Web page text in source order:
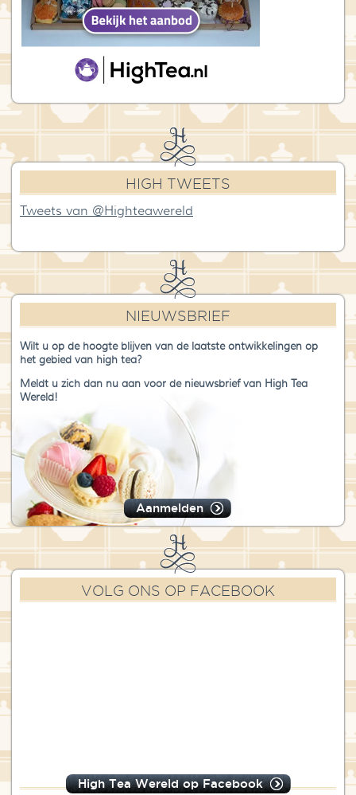
HIGH TWEETS
Tweets van @Highteawereld
NIEUWSBRIEF
Wilt u op de hoogte blijven van de laatste ontwikkelingen op
het gebied van high tea?
Meldt u zich dan nu aan voor de nieuwsbrief van High Tea
Wereld!
Aanmelden
VOLG ONS OP FACEBOOK
High Tea Wereld op Facebook